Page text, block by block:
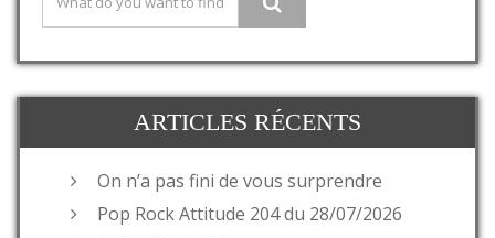
ARTICLES RÉCENTS
On n’a pas fini de vous surprendre
Pop Rock Attitude 204 du 28/07/2026